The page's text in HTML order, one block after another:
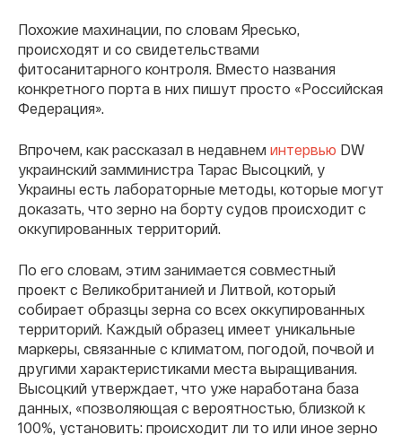
Похожие махинации, по словам Яресько,
происходят и со свидетельствами
фитосанитарного контроля. Вместо названия
конкретного порта в них пишут просто «Российская
Федерация».
Впрочем, как рассказал в недавнем интервью DW
украинский замминистра Тарас Высоцкий, у
Украины есть лабораторные методы, которые могут
доказать, что зерно на борту судов происходит с
оккупированных территорий.
По его словам, этим занимается совместный
проект с Великобританией и Литвой, который
собирает образцы зерна со всех оккупированных
территорий. Каждый образец имеет уникальные
маркеры, связанные с климатом, погодой, почвой и
другими характеристиками места выращивания.
Высоцкий утверждает, что уже наработана база
данных, «позволяющая с вероятностью, близкой к
100%, установить: происходит ли то или иное зерно